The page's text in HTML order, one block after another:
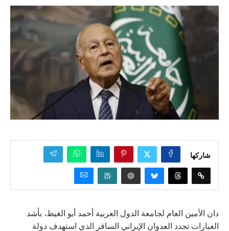
شاركها
دان الأمين العام لجامعة الدول العربية أحمد أبو الغيط، بأشد
العبارات تجدد العدوان الإيراني السافر الذي استهدف دولة